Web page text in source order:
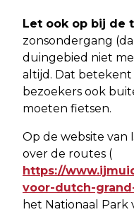
Let ook op bij de
zonsondergang
duingebied niet
altijd. Dat
bezoekers ook
moeten fietsen.
Op de website van
over de routes (
https://
voor-dutch-
het Nationaal Park